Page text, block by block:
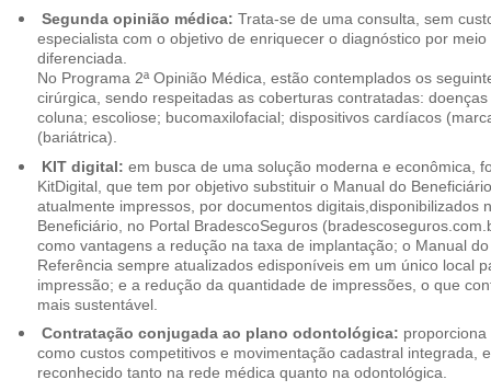
Segunda opinião médica: Trata-se de uma consulta, sem
especialista com o objetivo de enriquecer o diagnóstico por
diferenciada.
No Programa 2ª Opinião Médica, estão contemplados os
cirúrgica, sendo respeitadas as coberturas contratadas:
coluna; escoliose; bucomaxilofacial; dispositivos cardíacos
(bariátrica).
KIT digital: em busca de uma solução moderna e econômica,
KitDigital, que tem por objetivo substituir o Manual do
atualmente impressos, por documentos digitais,disponibilizados
Beneficiário, no Portal BradescoSeguros
como vantagens a redução na taxa de implantação; o Manual
Referência sempre atualizados edisponíveis em um único local
impressão; e a redução da quantidade de impressões, o que
mais sustentável.
Contratação conjugada ao plano odontológica:
como custos competitivos e movimentação cadastral integrada,
reconhecido tanto na rede médica quanto na odontológica.